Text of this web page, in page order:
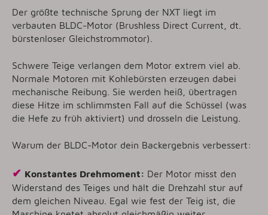
Der größte technische Sprung der NXT liegt im
verbauten BLDC-Motor (Brushless Direct Current, dt.
bürstenloser Gleichstrommotor).
Schwere Teige verlangen dem Motor extrem viel ab.
Normale Motoren mit Kohlebürsten erzeugen dabei
mechanische Reibung. Sie werden heiß, übertragen
diese Hitze im schlimmsten Fall auf die Schüssel (was
die Hefe zu früh aktiviert) und drosseln die Leistung.
Warum der BLDC-Motor dein Backergebnis verbessert:
✔ Konstantes Drehmoment: Der Motor misst den
Widerstand des Teiges und hält die Drehzahl stur auf
dem gleichen Niveau. Egal wie fest der Teig ist, die